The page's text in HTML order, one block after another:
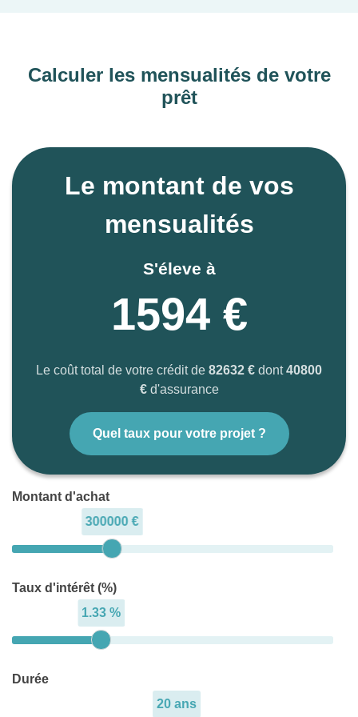
Calculer les mensualités de votre
prêt
Le montant de vos
mensualités
S'éleve à
1594 €
Le coût total de votre crédit de 82632 € dont40800
€d'assurance
Quel taux pour votre projet ?
Montant d'achat
300000 €
Taux d'intérêt (%)
1.33 %
Durée
20 ans